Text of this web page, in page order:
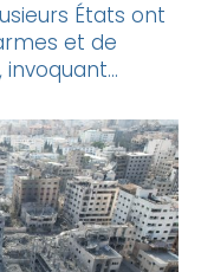
États ont
et de